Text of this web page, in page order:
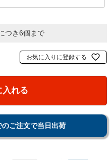
つき6個まで
お気に入りに登録する
入れる
ご注文で当日出荷